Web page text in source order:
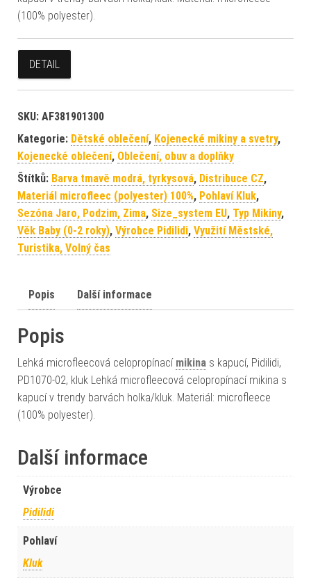
(100% polyester).
DETAIL
SKU: AF381901300
Kategorie: Dětské oblečení, Kojenecké mikiny a svetry,
Kojenecké oblečení, Oblečení, obuv a doplňky
Štítků: Barva tmavě modrá, tyrkysová, Distribuce CZ,
Materiál microfleec (polyester) 100%, Pohlaví Kluk,
Sezóna Jaro, Podzim, Zima, Size_system EU, Typ Mikiny,
Věk Baby (0-2 roky), Výrobce Pidilidi, Využití Městské,
Turistika, Volný čas
Popis Další informace
Popis
Lehká microfleecová celopropínací mikina s kapucí, Pidilidi,
PD1070-02, kluk Lehká microfleecová celopropínací mikina s
kapucí v trendy barvách holka/kluk. Materiál: microfleece
(100% polyester).
Další informace
Výrobce
Pidilidi
Pohlaví
Kluk